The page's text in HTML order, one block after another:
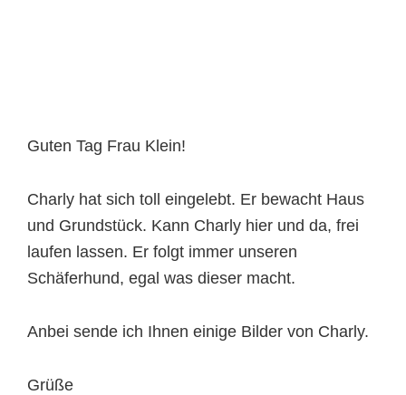
Guten Tag Frau Klein!
Charly hat sich toll eingelebt. Er bewacht Haus
und Grundstück. Kann Charly hier und da, frei
laufen lassen. Er folgt immer unseren
Schäferhund, egal was dieser macht.
Anbei sende ich Ihnen einige Bilder von Charly.
Grüße